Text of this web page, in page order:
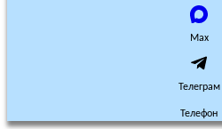
Max
Телеграм
Телефон